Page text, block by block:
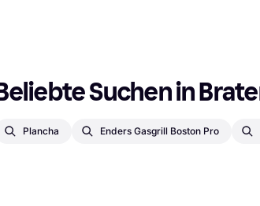
Suchen in
Plancha Enders Gasgrill Boston Pro